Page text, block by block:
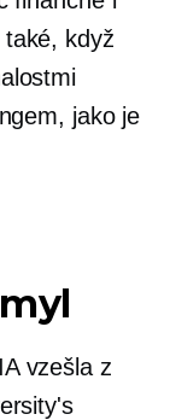
když
jako je
vzešla z